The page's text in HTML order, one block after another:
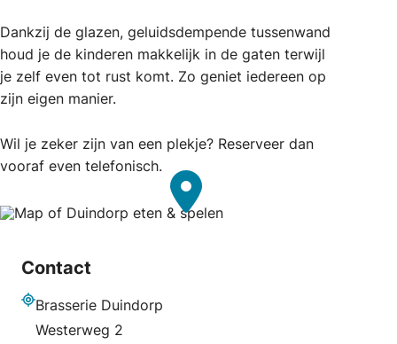
Dankzij de glazen, geluidsdempende tussenwand
houd je de kinderen makkelijk in de gaten terwijl
je zelf even tot rust komt. Zo geniet iedereen op
zijn eigen manier.
Wil je zeker zijn van een plekje? Reserveer dan
vooraf even telefonisch.
Contact
Brasserie Duindorp
Westerweg 2